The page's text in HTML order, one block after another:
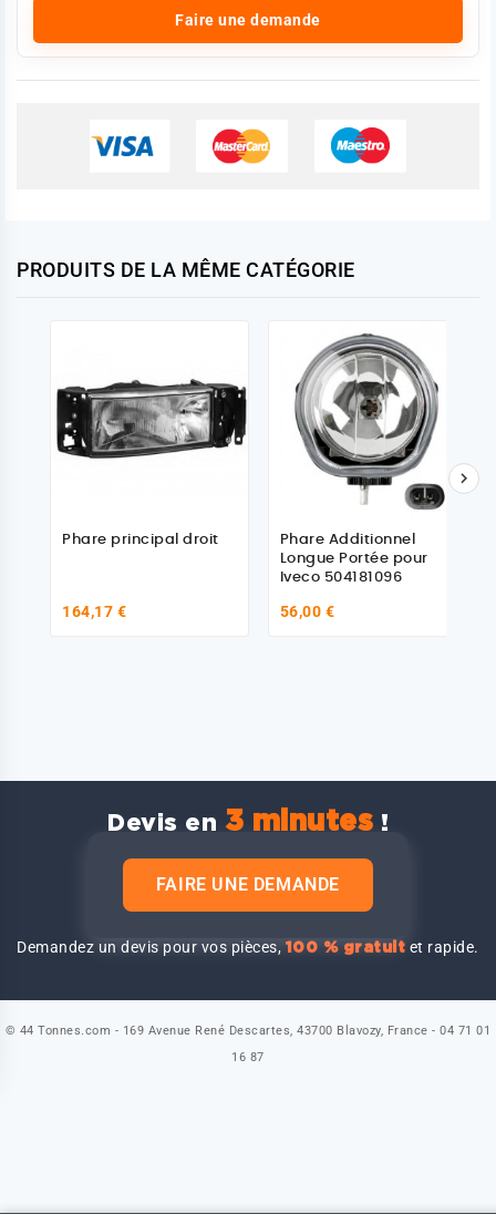
Faire une demande
PRODUITS DE LA MÊME CATÉGORIE
Phare principal droit
164,17 €
Phare Additionnel
Longue Portée pour
Iveco 504181096
56,00 €

Devis en 3 minutes !
FAIRE UNE DEMANDE
Demandez un devis pour vos pièces,100 % gratuit et rapide.
© 44 Tonnes.com - 169 Avenue René Descartes, 43700 Blavozy, France - 04 71 01
16 87